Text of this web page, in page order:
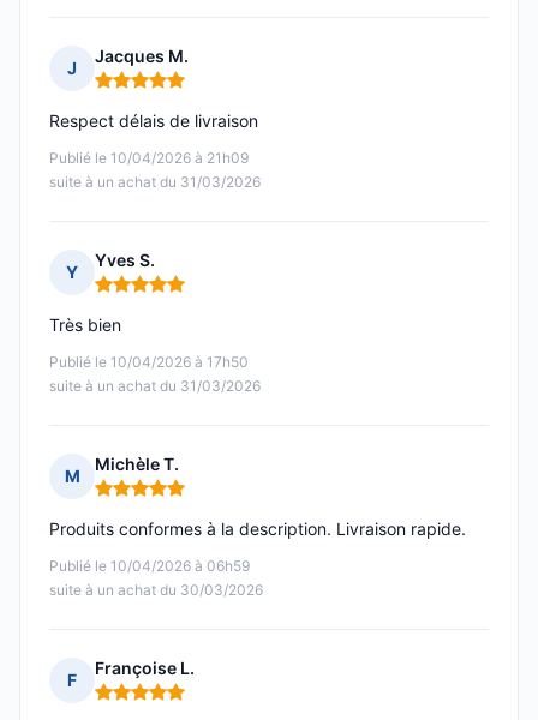
J
Jacques M.
Note : 5 sur 5
Publié le 10/04/2026 à 21h09
suite à un achat du 31/03/2026
Respect délais de livraison
Y
Yves S.
Note : 5 sur 5
Publié le 10/04/2026 à 17h50
suite à un achat du 31/03/2026
Très bien
M
Michèle T.
Note : 5 sur 5
Publié le 10/04/2026 à 06h59
suite à un achat du 30/03/2026
Produits conformes à la description. Livraison rapide.
F
Françoise L.
Note : 5 sur 5